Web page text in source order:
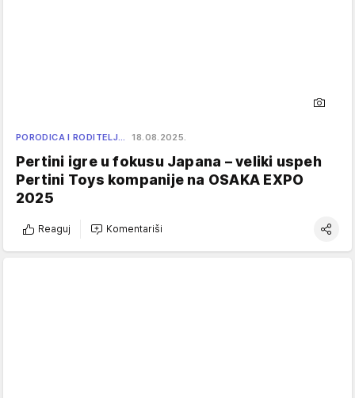
PORODICA I RODITELJ… 18.08.2025.
Pertini igre u fokusu Japana – veliki uspeh
Pertini Toys kompanije na OSAKA EXPO
2025
Reaguj Komentariši